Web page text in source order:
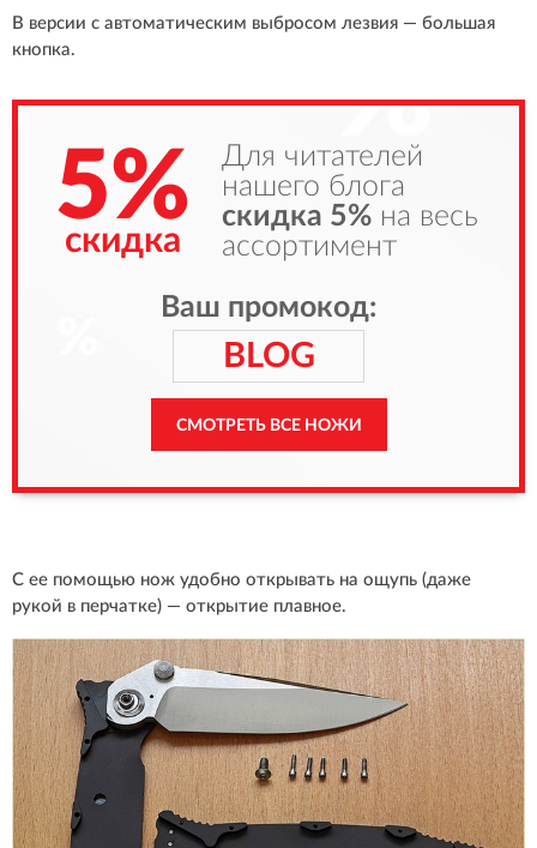
В версии с автоматическим выбросом лезвия — большая
кнопка.
5%
скидка
Для читателей
нашего блога
скидка 5% на весь
ассортимент
Ваш промокод:
BLOG
СМОТРЕТЬ ВСЕ НОЖИ
С ее помощью нож удобно открывать на ощупь (даже
рукой в перчатке) — открытие плавное.